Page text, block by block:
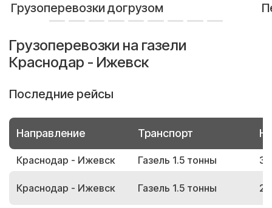
Грузоперевозки догрузом
Грузоперевозки на газели
Краснодар - Ижевск
Последние рейсы
Направление Транспорт
Краснодар - Ижевск Газель 1.5 тонны
Краснодар - Ижевск Газель 1.5 тонны